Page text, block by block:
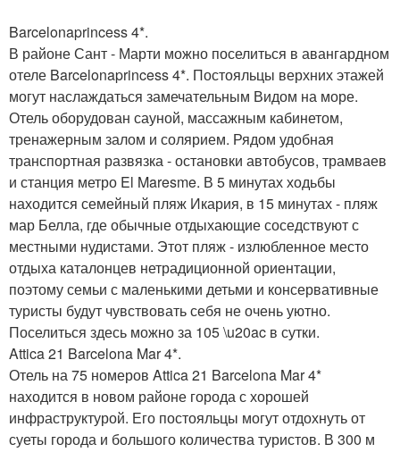
Barcelonaprincess 4*.
В районе Сант - Марти можно поселиться в авангардном
отеле Barcelonaprincess 4*. Постояльцы верхних этажей
могут наслаждаться замечательным Видом на море.
Отель оборудован сауной, массажным кабинетом,
тренажерным залом и солярием. Рядом удобная
транспортная развязка - остановки автобусов, трамваев
и станция метро El Maresme. В 5 минутах ходьбы
находится семейный пляж Икария, в 15 минутах - пляж
мар Белла, где обычные отдыхающие соседствуют с
местными нудистами. Этот пляж - излюбленное место
отдыха каталонцев нетрадиционной ориентации,
поэтому семьи с маленькими детьми и консервативные
туристы будут чувствовать себя не очень уютно.
Поселиться здесь можно за 105 \u20ac в сутки.
Attica 21 Barcelona Mar 4*.
Отель на 75 номеров Attica 21 Barcelona Mar 4*
находится в новом районе города с хорошей
инфраструктурой. Его постояльцы могут отдохнуть от
суеты города и большого количества туристов. В 300 м